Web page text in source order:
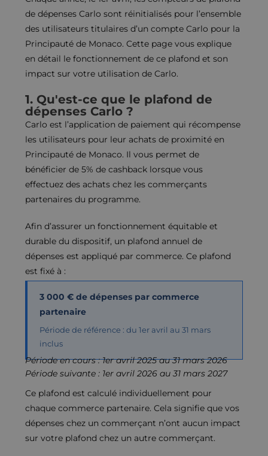
de dépenses Carlo sont réinitialisés pour l’ensemble
des utilisateurs titulaires d’un compte Carlo pour la
Principauté de Monaco. Cette page vous explique
en détail le fonctionnement de ce plafond et son
impact sur votre utilisation de Carlo.
1. Qu'est-ce que le plafond de
dépenses Carlo ?
Carlo est l’application de paiement qui récompense
les utilisateurs pour leur achats de proximité en
Principauté de Monaco. Il vous permet de
bénéficier de 5% de cashback lorsque vous
effectuez des achats chez les commerçants
partenaires du programme.
Afin d’assurer un fonctionnement équitable et
durable du dispositif, un plafond annuel de
dépenses est appliqué par commerce. Ce plafond
est fixé à :
3 000 € de dépenses par commerce
partenaire
Période de référence : du 1er avril au 31 mars
inclus
Période en cours : 1er avril 2025 au 31 mars 2026
Période suivante : 1er avril 2026 au 31 mars 2027
Ce plafond est calculé individuellement pour
chaque commerce partenaire. Cela signifie que vos
dépenses chez un commerçant n’ont aucun impact
sur votre plafond chez un autre commerçant.